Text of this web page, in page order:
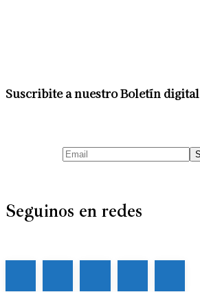
Suscribite a nuestro Boletín digital
Seguinos en redes